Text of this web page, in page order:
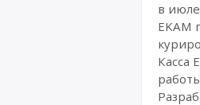
в
EKAM
Касса